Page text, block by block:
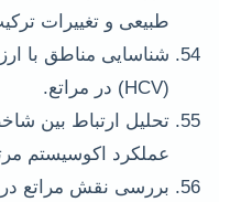
طبیعی و تغییرات
شناسایی مناطق با
(HCV) در مراتع.
تحلیل ارتباط بین
عملکرد اکوسیستم
بررسی نقش مراتع